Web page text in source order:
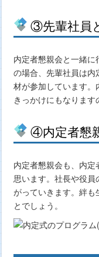
③先輩社員
内定者懇親会と一緒
の場合、先輩社員は内
材が参加しています
きっかけにもなります
④内定者懇
内定者懇親会も、内
思います。社長や役
がっていきます。絆も
とでしょう。